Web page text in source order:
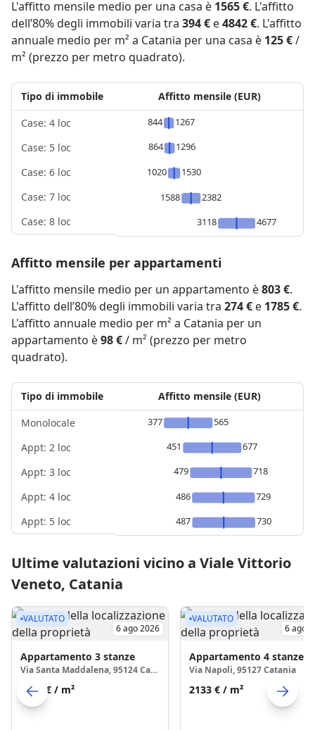
L'affitto mensile medio per una casa è 1565 €. L'affitto
dell’80% degli immobili varia tra 394 € e4842 €. L'affitto
annuale medio per m² a Catania per una casa è 125 €/
m² (prezzo per metro quadrato).
Tipo di immobile
Case: 4 loc
Case: 5 loc
Case: 6 loc
Case: 7 loc
Case: 8 loc
Affitto mensile (EUR)
844
1267
864
1296
1020
1530
1588
2382
3118
4677
Affitto mensile per appartamenti
L'affitto mensile medio per un appartamento è803 €.
L'affitto dell’80% degli immobili varia tra 274 € e 1785 €.
L'affitto annuale medio per m² a Catania per un
appartamento è98 €/ m² (prezzo per metro
quadrato).
Tipo di immobile
Monolocale
Appt: 2 loc
Appt: 3 loc
Appt: 4 loc
Appt: 5 loc
Affitto mensile (EUR)
377
565
451
677
479
718
486
729
487
730
Ultime valutazioni vicino a Viale Vittorio
Veneto, Catania
VALUTATO
6 ago 2026
Appartamento 3 stanze
Via Santa Maddalena, 95124 Catania
1753 € / m²
VALUTATO
6 ago
Appartamento 4 stanze
Via Napoli, 95127 Catania
2133 € / m²